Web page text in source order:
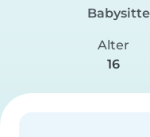
Alter
16